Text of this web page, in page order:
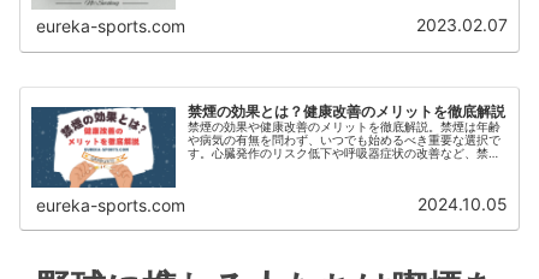
eureka-sports.com 2023.02.07
禁煙の効果とは？健康改善のメリットを徹底解説
禁煙の効果や健康改善のメリットを徹底解説。禁煙は年齢
や病気の有無を問わず、いつでも始めるべき重要な選択で
す。心臓発作のリスク低下や呼吸器症状の改善など、禁煙
eureka-sports.com 2024.10.05